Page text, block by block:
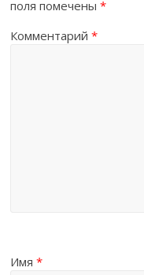
поля помечены*
Комментарий*
Имя*